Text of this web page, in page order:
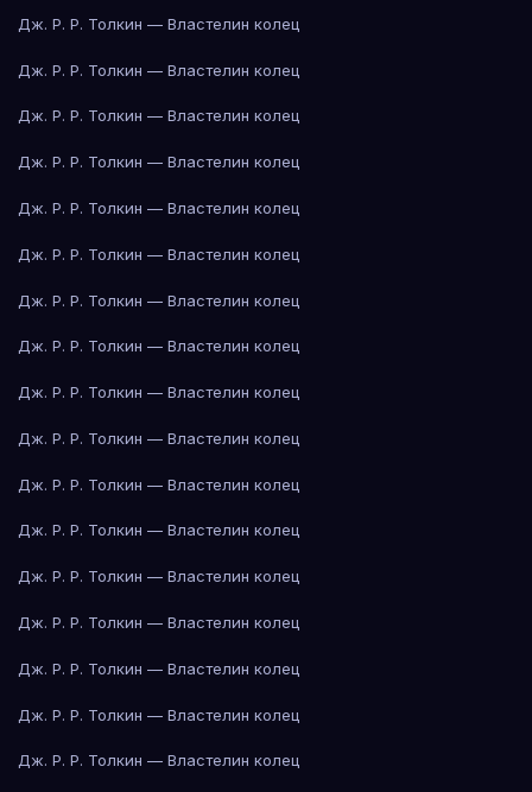
Дж. Р. Р. Толкин — Властелин колец
Дж. Р. Р. Толкин — Властелин колец
Дж. Р. Р. Толкин — Властелин колец
Дж. Р. Р. Толкин — Властелин колец
Дж. Р. Р. Толкин — Властелин колец
Дж. Р. Р. Толкин — Властелин колец
Дж. Р. Р. Толкин — Властелин колец
Дж. Р. Р. Толкин — Властелин колец
Дж. Р. Р. Толкин — Властелин колец
Дж. Р. Р. Толкин — Властелин колец
Дж. Р. Р. Толкин — Властелин колец
Дж. Р. Р. Толкин — Властелин колец
Дж. Р. Р. Толкин — Властелин колец
Дж. Р. Р. Толкин — Властелин колец
Дж. Р. Р. Толкин — Властелин колец
Дж. Р. Р. Толкин — Властелин колец
Дж. Р. Р. Толкин — Властелин колец